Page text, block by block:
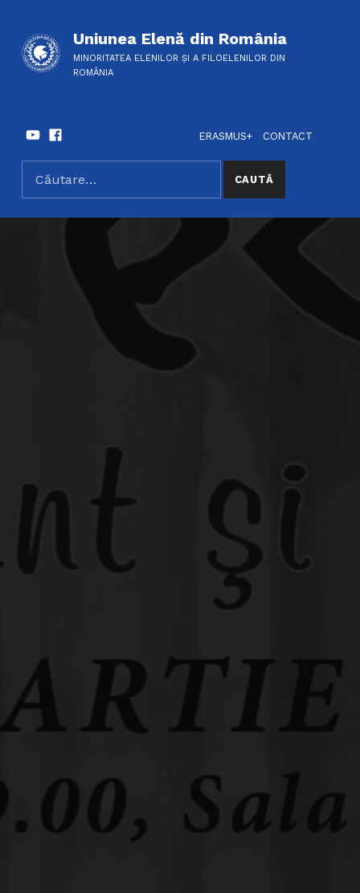
Uniunea Elenă din România
MINORITATEA ELENILOR ȘI A FILOELENILOR DIN
ROMÂNIA
SOCIAL LINKS
YoutubeFacebook
ERASMUS+
CONTACT
SEARCH THE SITE
Caută după: